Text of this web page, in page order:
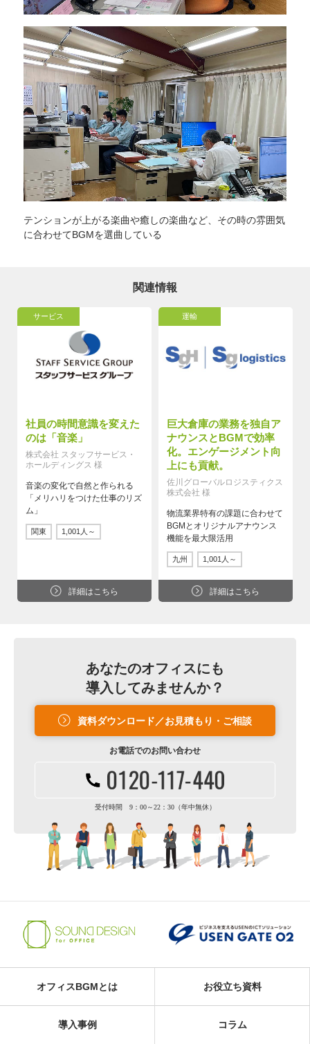
テンションが上がる楽曲や癒しの楽曲など、その時の雰囲気
に合わせてBGMを選曲している
関連情報
サービス
社員の時間意識を変えた
のは「音楽」
株式会社 スタッフサービス・
ホールディングス 様
音楽の変化で自然と作られる
「メリハリをつけた仕事のリズ
ム」
関東 1,001人～
詳細はこちら
運輸
巨大倉庫の業務を独自ア
ナウンスとBGMで効率
化。エンゲージメント向
上にも貢献。
佐川グローバルロジスティクス
株式会社 様
物流業界特有の課題に合わせて
BGMとオリジナルアナウンス
機能を最大限活用
九州 1,001人～
詳細はこちら
あなたのオフィスにも
導入してみませんか？
資料ダウンロード／お見積もり・ご相談
お電話でのお問い合わせ
受付時間 9：00～22：30（年中無休）
オフィスBGMとは お役立ち資料
導入事例 コラム